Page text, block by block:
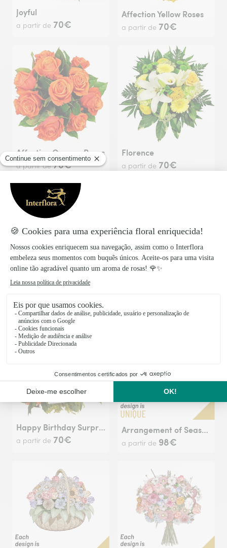
Joyful
a partir de 70€
Affection Yellow Roses
a partir de 70€
Affection Orange Roses
a partir de70€
Florence
a partir de 70€
Lia
Happy Birthday Surprise Bouquet
a partir de 70€
Arrangement of Seasonal Flowers
a partir de 98€